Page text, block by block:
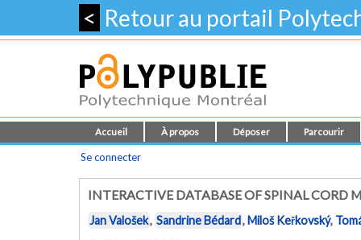
< Retour au portail
Accueil À propos Déposer Parcourir
Se connecter
INTERACTIVE DATABASE OF SPINAL CORD
Jan Valošek, Sandrine Bédard,Miloš Keřkovský,